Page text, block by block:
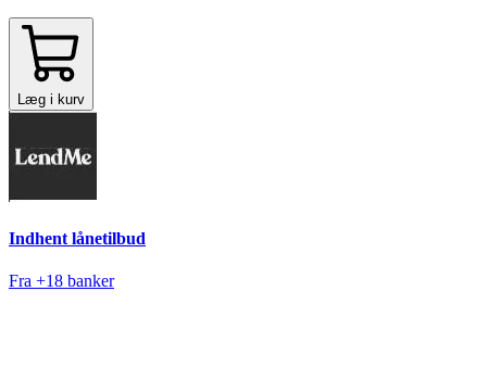
Læg i kurv
Indhent lånetilbud
Fra +18 banker